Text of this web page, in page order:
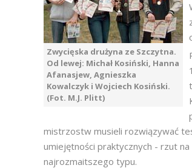
Zwycięska drużyna ze Szczytna.
Od lewej: Michał Kosiński, Hanna
Afanasjew, Agnieszka
Kowalczyk i Wojciech Kosiński.
(Fot. M.J. Plitt)
mistrzostw musieli rozwiązywać
umiejętności praktycznych - rzut
najrozmaitszego typu.